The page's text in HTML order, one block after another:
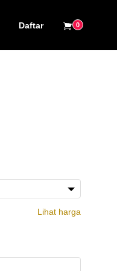
Daftar 0
Lihat harga